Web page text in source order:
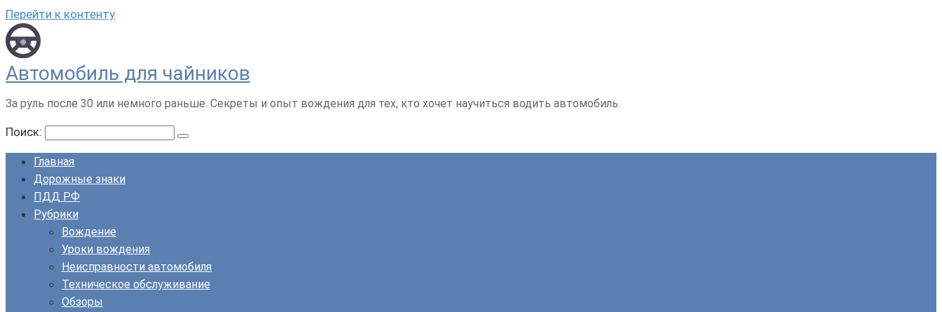
Перейти к контенту
Автомобиль для чайников
За руль после 30 или немного раньше. Секреты и опыт вождения для тех, кто хочет научиться водить автомобиль.
Поиск:
Главная
Дорожные знаки
ПДД РФ
Рубрики
Вождение
Уроки вождения
Неисправности автомобиля
Техническое обслуживание
Обзоры